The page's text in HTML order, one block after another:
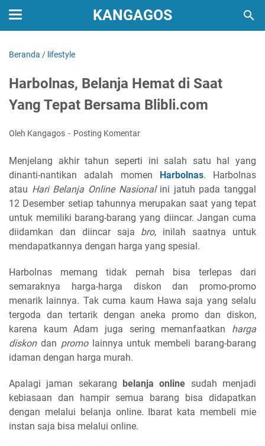
KANGAGOS
Beranda / lifestyle
Harbolnas, Belanja Hemat di Saat
Yang Tepat Bersama Blibli.com
Oleh Kangagos Posting Komentar
Menjelang akhir tahun seperti ini salah satu hal yang
dinanti-nantikan adalah momen Harbolnas. Harbolnas
atau Hari Belanja Online Nasionalini jatuh pada tanggal
12 Desember setiap tahunnya merupakan saat yang tepat
untuk memiliki barang-barang yang diincar. Jangan cuma
diidamkan dan diincar saja bro, inilah saatnya untuk
mendapatkannya dengan harga yang spesial.
Harbolnas memang tidak pernah bisa terlepas dari
semaraknya harga-harga diskon dan promo-promo
menarik lainnya. Tak cuma kaum Hawa saja yang selalu
tergoda dan tertarik dengan aneka promo dan diskon,
karena kaum Adam juga sering memanfaatkan harga
diskondan promo lainnya untuk membeli barang-barang
idaman dengan harga murah.
Apalagi jaman sekarang belanja online sudah menjadi
kebiasaan dan hampir semua barang bisa didapatkan
dengan melalui belanja online. Ibarat kata membeli mie
instan saja bisa melalui online.